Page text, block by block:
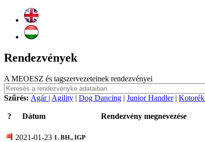
Rendezvények
A MEOESZ és tagszervezeteinek rendezvényei
Szűrés: Agár | Agility | Dog Dancing | Junior Handler| Kotorék
? Dátum Rendezvény megnevezése
2021-01-23 1. BH., IGP